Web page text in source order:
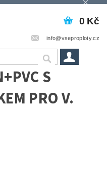
info@vseproploty.cz
0 Kč
S
PRO V.